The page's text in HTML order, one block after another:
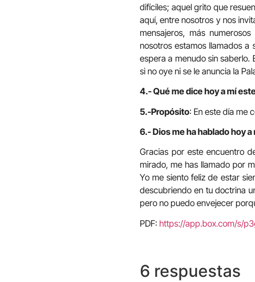
difíciles; aquel grito que
aquí, entre nosotros y nos
mensajeros, más
nosotros estamos llamados a
espera a menudo sin saberlo.
si no oye ni se le anuncia la
4.- Qué me dice hoy a mí
5.-Propósito: En este día me
6.- Dios me ha hablado hoy
Gracias por este encuentro
mirado, me has llamado por
Yo me siento feliz de estar
descubriendo en tu doctrina
pero no puedo envejecer
PDF: https://app.box.com/s/
6 respuestas